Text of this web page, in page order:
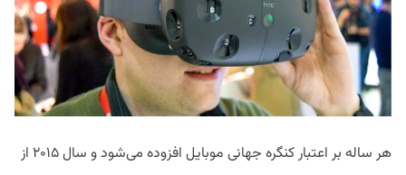
هر ساله بر اعتبار کنگره جهانی موبایل افزوده می‌شود و سال ۲۰۱۵ از